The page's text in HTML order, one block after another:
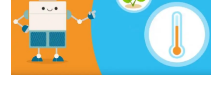
REFERENZE
NEWS & EVENTI
CHI SIAMO
SOSTENIBILITÀ